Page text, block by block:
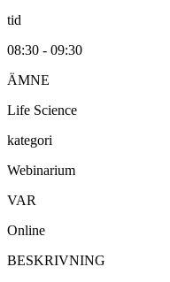
tid
08:30 - 09:30
ÄMNE
Life Science
kategori
Webinarium
VAR
Online
BESKRIVNING